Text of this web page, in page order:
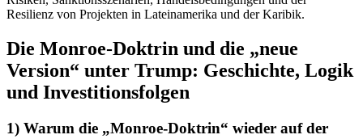
Resilienz von Projekten in Lateinamerika und der Karibik.
Die Monroe-Doktrin und die „neue
Version“ unter Trump: Geschichte, Logik
und Investitionsfolgen
1) Warum die „Monroe-Doktrin“ wieder auf der